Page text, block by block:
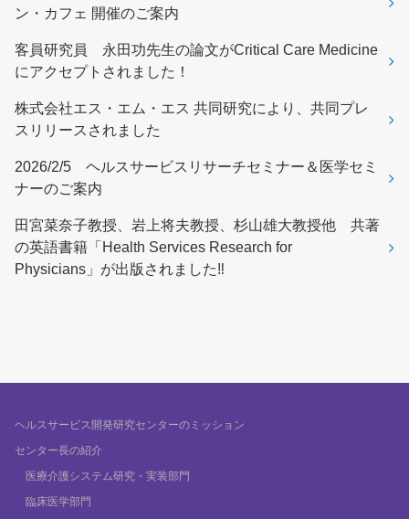
ン・カフェ 開催のご案内
客員研究員 永田功先生の論文がCritical Care Medicine
にアクセプトされました！
株式会社エス・エム・エス 共同研究により、共同プレ
スリリースされました
2026/2/5 ヘルスサービスリサーチセミナー＆医学セミ
ナーのご案内
田宮菜奈子教授、岩上将夫教授、杉山雄大教授他 共著
の英語書籍「Health Services Research for
Physicians」が出版されました‼
ヘルスサービス開発研究センターのミッション
センター長の紹介
医療介護システム研究・実装部門
臨床医学部門